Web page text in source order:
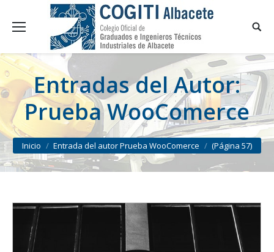
Entradas del Autor:
Prueba WooComerce
You are here:
Inicio Entrada del autor Prueba WooComerce (Página 57)